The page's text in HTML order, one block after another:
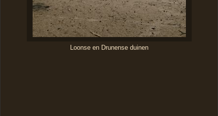
Loonse en Drunense duinen